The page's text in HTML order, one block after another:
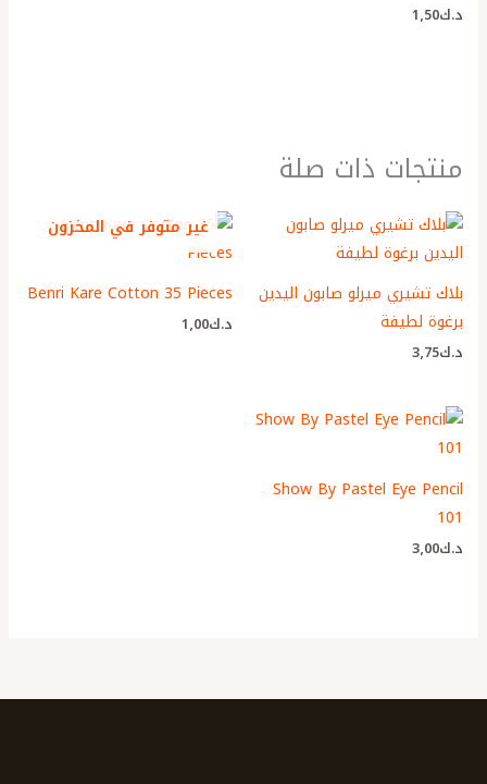
د.ك1٫50
منتجات ذات صلة
بلاك تشيري ميرلو صابون اليدين
برغوة لطيفة
د.ك3٫75
غير متوفر في المخزون
Benri Kare Cotton 35 Pieces
د.ك1٫00
Show By Pastel Eye Pencil
101
د.ك3٫00